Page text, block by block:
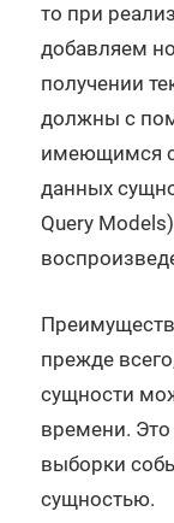
то при
добавляем
получении
должны с
имеющимся
данных
Query
прежде
сущности
времени. Это
выборки
сущностью.